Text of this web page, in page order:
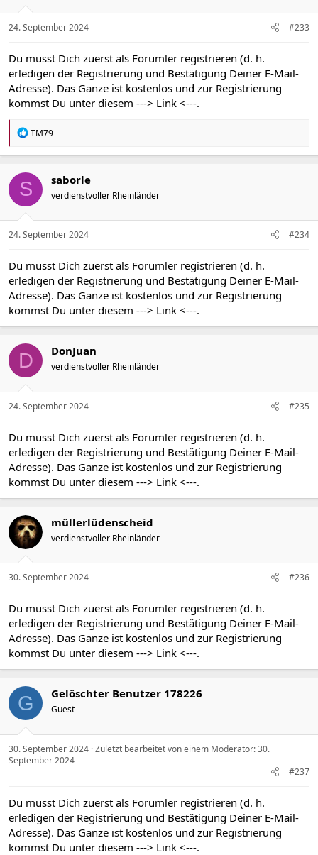
24. September 2024 #233
Du musst Dich zuerst als Forumler registrieren (d. h.
erledigen der Registrierung und Bestätigung Deiner E-Mail-
Adresse). Das Ganze ist kostenlos und zur Registrierung
kommst Du unter diesem ---> Link <---.
R
a
t
i
e
n
TM79
S saborle
verdienstvoller Rheinländer
24. September 2024 #234
Du musst Dich zuerst als Forumler registrieren (d. h.
erledigen der Registrierung und Bestätigung Deiner E-Mail-
Adresse). Das Ganze ist kostenlos und zur Registrierung
kommst Du unter diesem ---> Link <---.
D DonJuan
verdienstvoller Rheinländer
24. September 2024 #235
Du musst Dich zuerst als Forumler registrieren (d. h.
erledigen der Registrierung und Bestätigung Deiner E-Mail-
Adresse). Das Ganze ist kostenlos und zur Registrierung
kommst Du unter diesem ---> Link <---.
müllerlüdenscheid
verdienstvoller Rheinländer
30. September 2024 #236
Du musst Dich zuerst als Forumler registrieren (d. h.
erledigen der Registrierung und Bestätigung Deiner E-Mail-
Adresse). Das Ganze ist kostenlos und zur Registrierung
kommst Du unter diesem ---> Link <---.
G Gelöschter Benutzer 178226
Guest
30. September 2024 Zuletzt bearbeitet von einem Moderator:30.
September 2024
#237
Du musst Dich zuerst als Forumler registrieren (d. h.
erledigen der Registrierung und Bestätigung Deiner E-Mail-
Adresse). Das Ganze ist kostenlos und zur Registrierung
kommst Du unter diesem ---> Link <---.